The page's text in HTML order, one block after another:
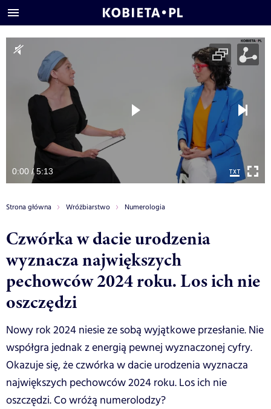
0:00 / 5:13
Strona główna Wróżbiarstwo Numerologia
Czwórka w dacie urodzenia
wyznacza największych
pechowców 2024 roku. Los ich nie
oszczędzi
Nowy rok 2024 niesie ze sobą wyjątkowe przesłanie. Nie
współgra jednak z energią pewnej wyznaczonej cyfry.
Okazuje się, że czwórka w dacie urodzenia wyznacza
największych pechowców 2024 roku. Los ich nie
oszczędzi. Co wróżą numerolodzy?